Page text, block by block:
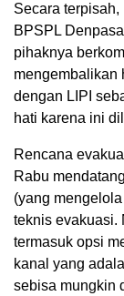
Secara
BPSPL
pihaknya
mengembalikan
dengan LIPI
hati karena ini
Rencana
Rabu
(yang
teknis evakuasi.
termasuk opsi
kanal yang
sebisa mungkin